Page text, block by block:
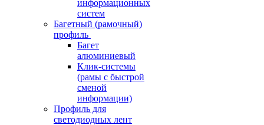
информационных
систем
Багетный (рамочный)
профиль
Багет
алюминиевый
Клик-системы
(рамы с быстрой
сменой
информации)
Профиль для
светодиодных лент